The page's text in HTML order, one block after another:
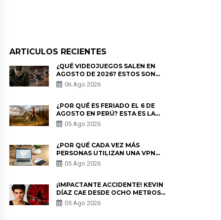
ARTICULOS RECIENTES
¿QUÉ VIDEOJUEGOS SALEN EN
AGOSTO DE 2026? ESTOS SON
LOS ESTRENOS MÁS ESPERADOS
06 Ago 2026
¿POR QUÉ ES FERIADO EL 6 DE
AGOSTO EN PERÚ? ESTA ES LA
HISTORIA
05 Ago 2026
¿POR QUÉ CADA VEZ MÁS
PERSONAS UTILIZAN UNA VPN
PARA PROTEGER SU
PRIVACIDAD?
05 Ago 2026
¡IMPACTANTE ACCIDENTE! KEVIN
DÍAZ CAE DESDE OCHO METROS
EN “ESTO ES GUERRA” Y GENERA
PREOCUPACIÓN
05 Ago 2026